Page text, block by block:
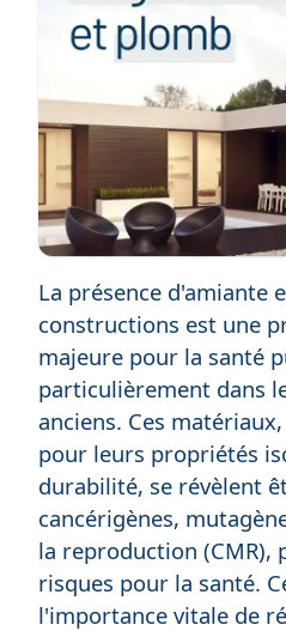
La présence d'amiante
constructions est une
majeure pour la santé
particulièrement dans
anciens. Ces
pour leurs propriétés
durabilité, se révèlent
cancérigènes,
la reproduction (CMR),
risques pour la santé.
l'importance vitale de